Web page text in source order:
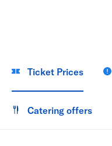
Ticket Prices
Catering offers